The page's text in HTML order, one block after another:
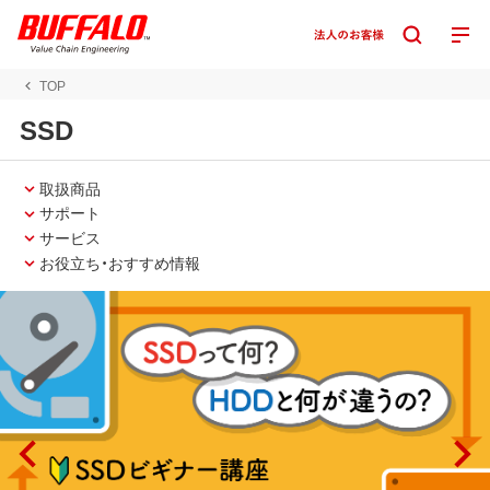
TOP
SSD
取扱商品
サポート
サービス
お役立ち・おすすめ情報